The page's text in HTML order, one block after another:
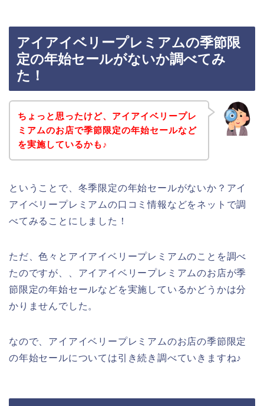
アイアイベリープレミアムの季節限
定の年始セールがないか調べてみ
た！
ちょっと思ったけど、アイアイベリープレ
ミアムのお店で季節限定の年始セールなど
を実施しているかも♪
ということで、冬季限定の年始セールがないか？アイ
アイベリープレミアムの口コミ情報などをネットで調
べてみることにしました！
ただ、色々とアイアイベリープレミアムのことを調べ
たのですが、、アイアイベリープレミアムのお店が季
節限定の年始セールなどを実施しているかどうかは分
かりませんでした。
なので、アイアイベリープレミアムのお店の季節限定
の年始セールについては引き続き調べていきますね♪